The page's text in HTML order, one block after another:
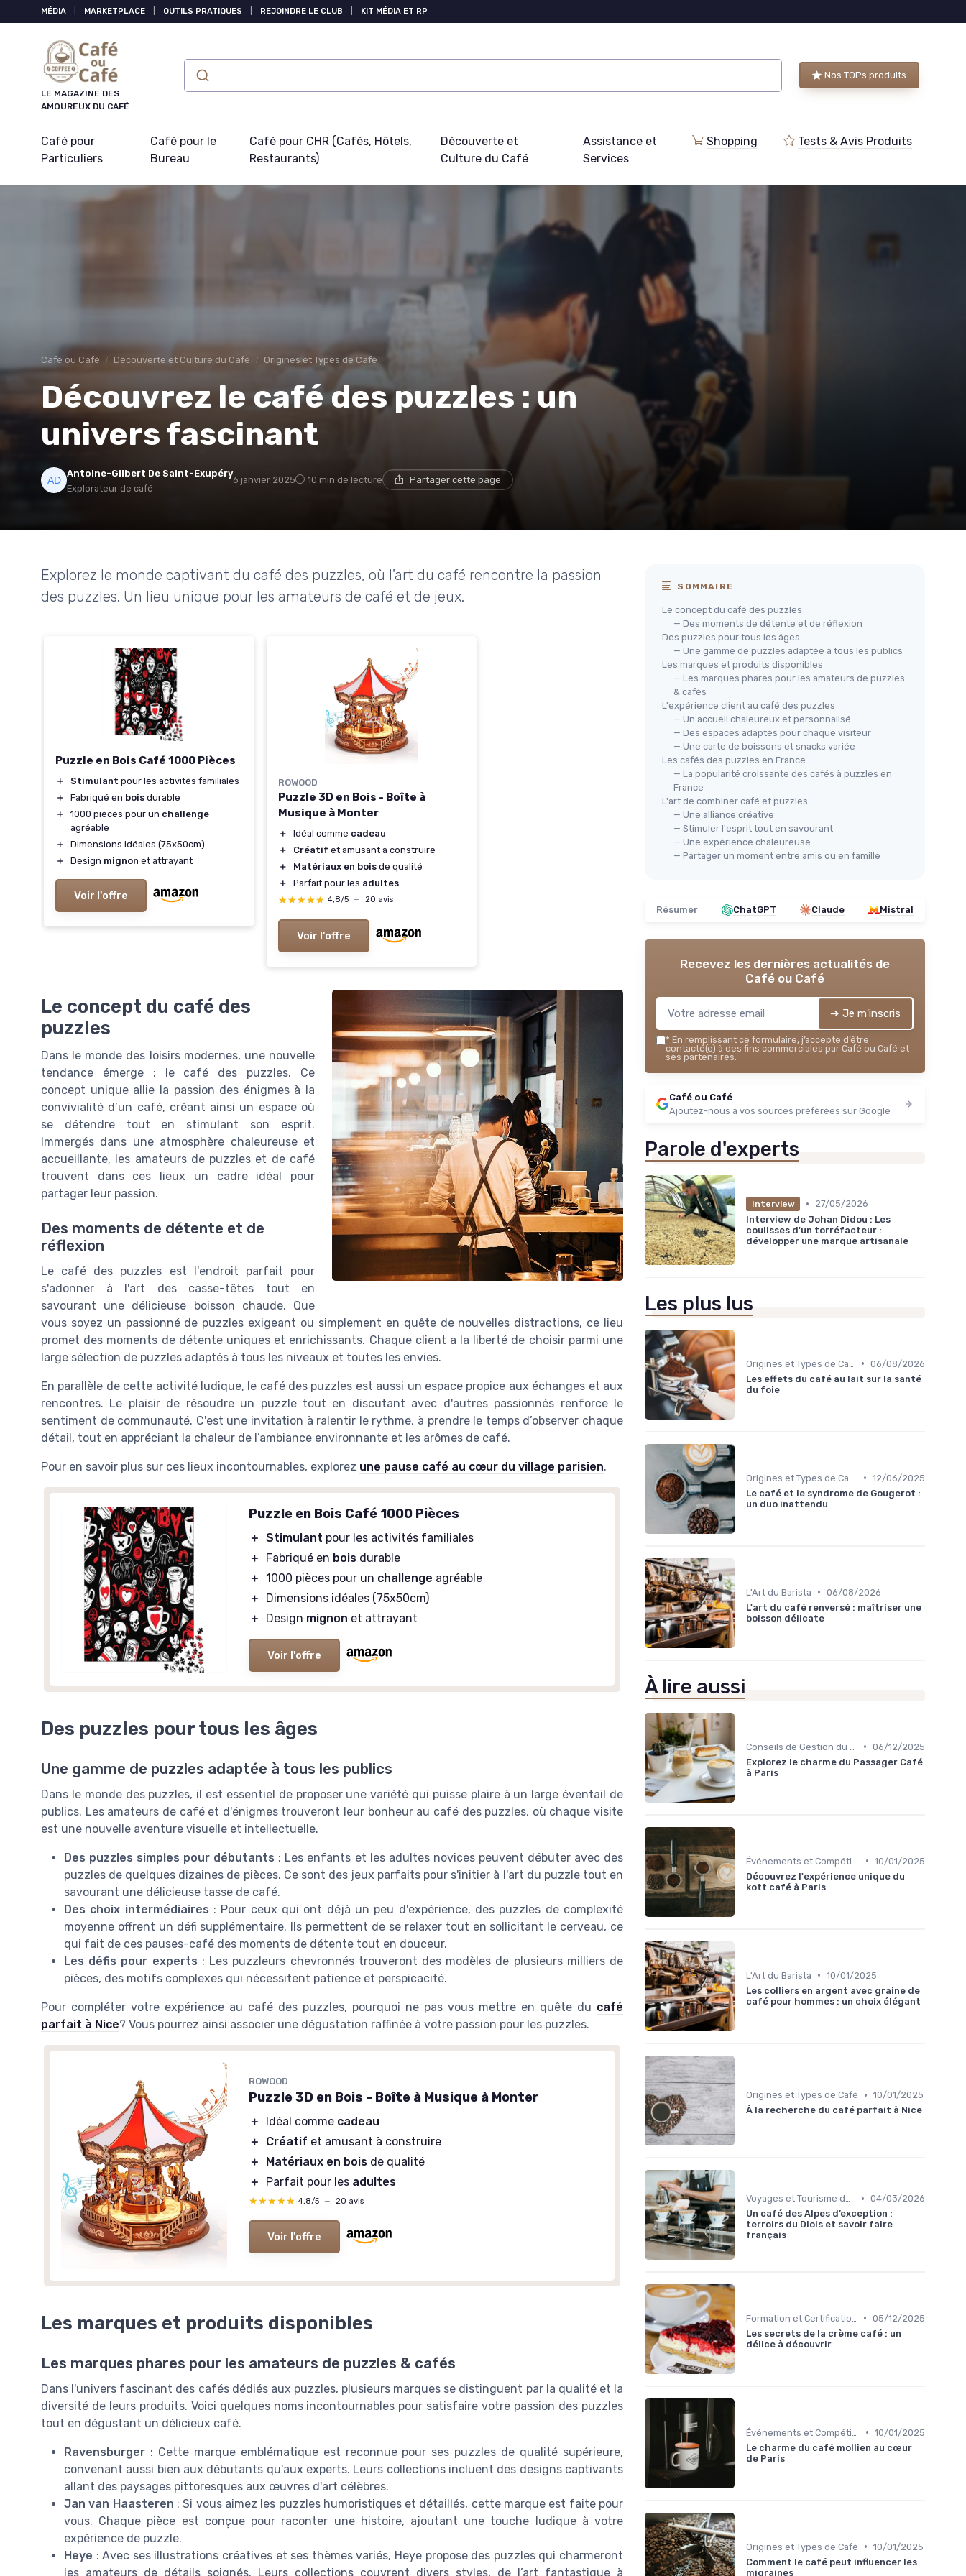
MÉDIA MARKETPLACE OUTILS PRATIQUES REJOINDRE LE CLUB KIT MÉDIA ET RP
LE MAGAZINE DES
AMOUREUX DU CAFÉ
Nos TOPs produits
Café pour
Particuliers
Café pour le
Bureau
Café pour CHR (Cafés, Hôtels,
Restaurants)
Découverte et
Culture du Café
Assistance et
Services
Shopping Tests & Avis Produits
Café ou Café Découverte et Culture du Café Origines et Types de Café
Découvrez le café des puzzles : un
univers fascinant
Antoine-Gilbert De Saint-Exupéry
Explorateur de café
6 janvier 2025 10 min de lecture Partager cette page
Explorez le monde captivant du café des puzzles, où l'art du café rencontre la passion
des puzzles. Un lieu unique pour les amateurs de café et de jeux.
Puzzle en Bois Café 1000 Pièces
＋ Stimulant pour les activités familiales
＋
Fabriqué en bois durable
＋
1000 pièces pour un challenge
agréable
＋
Dimensions idéales (75x50cm)
＋
Design mignon et attrayant
Voir l'offre
ROWOOD
Puzzle 3D en Bois - Boîte à
Musique à Monter
＋ Idéal comme cadeau
＋
Créatif et amusant à construire
＋
Matériaux en bois de qualité
＋
Parfait pour les adultes
★★★★★
★★★★★ 4,8/5 — 20 avis
Voir l'offre
Le concept du café des
puzzles
Dans le monde des loisirs modernes, une nouvelle
tendance émerge : le café des puzzles. Ce
concept unique allie la passion des énigmes à la
convivialité d’un café, créant ainsi un espace où
se détendre tout en stimulant son esprit.
Immergés dans une atmosphère chaleureuse et
accueillante, les amateurs de puzzles et de café
trouvent dans ces lieux un cadre idéal pour
partager leur passion.
Des moments de détente et de
réflexion
Le café des puzzles est l'endroit parfait pour
s'adonner à l'art des casse-têtes tout en
savourant une délicieuse boisson chaude. Que
vous soyez un passionné de puzzles exigeant ou simplement en quête de nouvelles distractions, ce lieu
promet des moments de détente uniques et enrichissants. Chaque client a la liberté de choisir parmi une
large sélection de puzzles adaptés à tous les niveaux et toutes les envies.
En parallèle de cette activité ludique, le café des puzzles est aussi un espace propice aux échanges et aux
rencontres. Le plaisir de résoudre un puzzle tout en discutant avec d'autres passionnés renforce le
sentiment de communauté. C'est une invitation à ralentir le rythme, à prendre le temps d’observer chaque
détail, tout en appréciant la chaleur de l’ambiance environnante et les arômes de café.
Pour en savoir plus sur ces lieux incontournables, explorez une pause café au cœur du village parisien.
Puzzle en Bois Café 1000 Pièces
＋ Stimulant pour les activités familiales
＋
Fabriqué en bois durable
＋ 1000 pièces pour un challenge agréable
＋
Dimensions idéales (75x50cm)
＋
Design mignon et attrayant
Voir l'offre
Des puzzles pour tous les âges
Une gamme de puzzles adaptée à tous les publics
Dans le monde des puzzles, il est essentiel de proposer une variété qui puisse plaire à un large éventail de
publics. Les amateurs de café et d'énigmes trouveront leur bonheur au café des puzzles, où chaque visite
est une nouvelle aventure visuelle et intellectuelle.
Des puzzles simples pour débutants : Les enfants et les adultes novices peuvent débuter avec des
puzzles de quelques dizaines de pièces. Ce sont des jeux parfaits pour s'initier à l'art du puzzle tout en
savourant une délicieuse tasse de café.
Des choix intermédiaires : Pour ceux qui ont déjà un peu d'expérience, des puzzles de complexité
moyenne offrent un défi supplémentaire. Ils permettent de se relaxer tout en sollicitant le cerveau, ce
qui fait de ces pauses-café des moments de détente tout en douceur.
Les défis pour experts : Les puzzleurs chevronnés trouveront des modèles de plusieurs milliers de
pièces, des motifs complexes qui nécessitent patience et perspicacité.
Pour compléter votre expérience au café des puzzles, pourquoi ne pas vous mettre en quête du café
parfait à Nice? Vous pourrez ainsi associer une dégustation raffinée à votre passion pour les puzzles.
ROWOOD
Puzzle 3D en Bois - Boîte à Musique à Monter
＋ Idéal comme cadeau
＋
Créatif et amusant à construire
＋
Matériaux en bois de qualité
＋
Parfait pour les adultes
★★★★★
★★★★★ 4,8/5 — 20 avis
Voir l'offre
Les marques et produits disponibles
Les marques phares pour les amateurs de puzzles & cafés
Dans l'univers fascinant des cafés dédiés aux puzzles, plusieurs marques se distinguent par la qualité et la
diversité de leurs produits. Voici quelques noms incontournables pour satisfaire votre passion des puzzles
tout en dégustant un délicieux café.
Ravensburger : Cette marque emblématique est reconnue pour ses puzzles de qualité supérieure,
convenant aussi bien aux débutants qu'aux experts. Leurs collections incluent des designs captivants
allant des paysages pittoresques aux œuvres d'art célèbres.
Jan van Haasteren : Si vous aimez les puzzles humoristiques et détaillés, cette marque est faite pour
vous. Chaque pièce est conçue pour raconter une histoire, ajoutant une touche ludique à votre
expérience de puzzle.
Heye : Avec ses illustrations créatives et ses thèmes variés, Heye propose des puzzles qui charmeront
les amateurs de détails soignés. Leurs collections couvrent divers styles, de l’art fantastique à
SOMMAIRE
Le concept du café des puzzles
— Des moments de détente et de réflexion
Des puzzles pour tous les âges
— Une gamme de puzzles adaptée à tous les publics
Les marques et produits disponibles
— Les marques phares pour les amateurs de puzzles
& cafés
L'expérience client au café des puzzles
— Un accueil chaleureux et personnalisé
— Des espaces adaptés pour chaque visiteur
— Une carte de boissons et snacks variée
Les cafés des puzzles en France
— La popularité croissante des cafés à puzzles en
France
L'art de combiner café et puzzles
— Une alliance créative
— Stimuler l'esprit tout en savourant
— Une expérience chaleureuse
— Partager un moment entre amis ou en famille
Résumer ChatGPT Claude Mistral
Recevez les dernières actualités de
Café ou Café
➔ Je m'inscris
* En remplissant ce formulaire, j’accepte d’être
contacté(e) à des fins commerciales par Café ou Café et
ses partenaires.
Café ou Café
Ajoutez-nous à vos sources préférées sur Google
Parole d'experts
Interview •
27/05/2026
Interview de Johan Didou : Les
coulisses d'un torréfacteur :
développer une marque artisanale
Les plus lus
• 06/08/2026
Les effets du café au lait sur la santé
du foie
• 12/06/2025
Le café et le syndrome de Gougerot :
un duo inattendu
L'Art du Barista • 06/08/2026
L'art du café renversé : maîtriser une
boisson délicate
À lire aussi
• 06/12/2025
Explorez le charme du Passager Café
à Paris
• 10/01/2025
Découvrez l'expérience unique du
kott café à Paris
L'Art du Barista • 10/01/2025
Les colliers en argent avec graine de
café pour hommes : un choix élégant
Origines et Types de Café • 10/01/2025
À la recherche du café parfait à Nice
Voyages et Tourisme de Café • 04/03/2026
Un café des Alpes d’exception :
terroirs du Diois et savoir faire
français
• 05/12/2025
Les secrets de la crème café : un
délice à découvrir
• 10/01/2025
Le charme du café mollien au cœur
de Paris
Origines et Types de Café • 10/01/2025
Comment le café peut influencer les
migraines
Panneau de gestion des cookies